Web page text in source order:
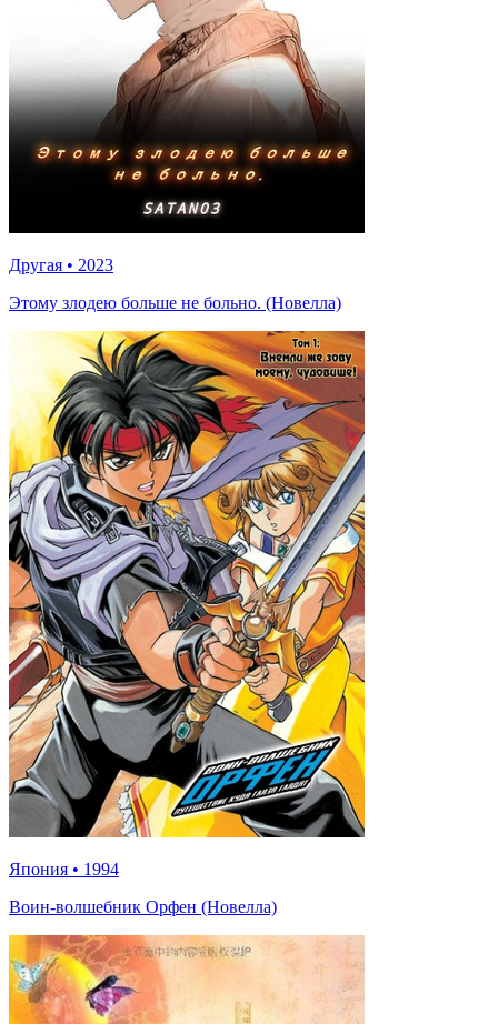
Другая • 2023
Этому злодею больше не больно. (Новелла)
Япония • 1994
Воин-волшебник Орфен (Новелла)